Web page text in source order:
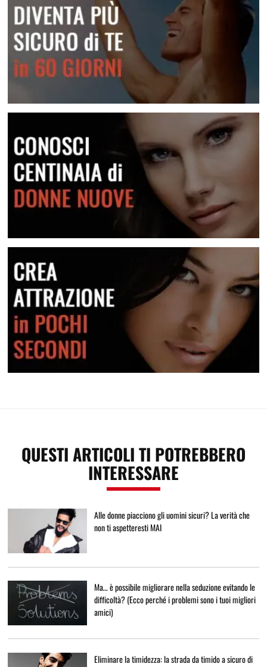
Una raccolta di messaggi per le varie situazioni
Lei Non Risponde Ai Messaggi? Come Risolvere
Diventa più sicuro di te
Conosci centinaia di donne nuove
QUESTI ARTICOLI TI POTREBBERO
INTERESSARE
Alle donne piacciono gli uomini sicuri? La verità che
non ti aspetteresti MAI
Ma… è possibile migliorare nella seduzione evitando le
difficoltà? (Ecco perché i problemi sono i tuoi migliori
amici)
Eliminare la timidezza: la strada da timido a sicuro di